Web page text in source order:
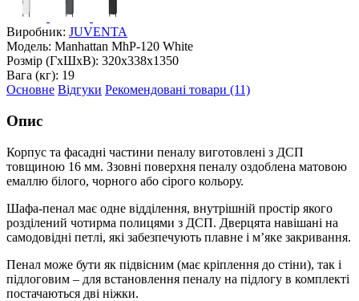
Виробник: JUVENTA
Модель: Manhattan MhP-120 White
Розмір (ГxШxВ): 320x338x1350
Вага (кг): 19
Основне Відгуки Рекомендовані товари (11)
Опис
Корпус та фасадні частини пеналу виготовлені з ДСП
товщиною 16 мм. Ззовні поверхня пеналу оздоблена матовою
емаллю білого, чорного або сірого кольору.
Шафа-пенал має одне відділення, внутрішній простір якого
розділений чотирма полицями з ДСП. Дверцята навішані на
самодовідні петлі, які забезпечують плавне і м’яке закривання.
Пенал може бути як підвісним (має кріплення до стіни), так і
підлоговим – для встановлення пеналу на підлогу в комплекті
постачаються дві ніжки.